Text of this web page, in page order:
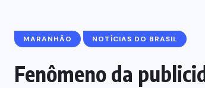
MARANHÃO NOTÍCIAS DO BRASIL
Fenômeno da